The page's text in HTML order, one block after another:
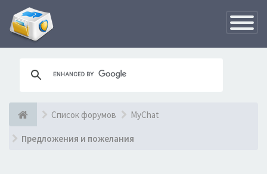
Список форумов MyChat
Предложения и пожелания